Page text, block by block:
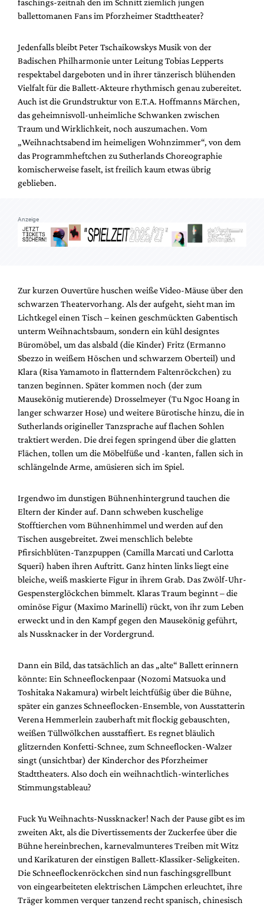
Service
Newsletter
Redaktion
Autor:innen
Partner
Mediadaten
Suche
faschings-zeitnah den im Schnitt ziemlich jungen
ballettomanen Fans im Pforzheimer Stadttheater?
Jedenfalls bleibt Peter Tschaikowskys Musik von der
Badischen Philharmonie unter Leitung Tobias Lepperts
respektabel dargeboten und in ihrer tänzerisch blühenden
Vielfalt für die Ballett-Akteure rhythmisch genau zubereitet.
Auch ist die Grundstruktur von E.T.A. Hoffmanns Märchen,
das geheimnisvoll-unheimliche Schwanken zwischen
Traum und Wirklichkeit, noch auszumachen. Vom
„Weihnachtsabend im heimeligen Wohnzimmer“, von dem
das Programmheftchen zu Sutherlands Choreographie
komischerweise faselt, ist freilich kaum etwas übrig
geblieben.
Anzeige
Zur kurzen Ouvertüre huschen weiße Video-Mäuse über den
schwarzen Theatervorhang. Als der aufgeht, sieht man im
Lichtkegel einen Tisch – keinen geschmückten Gabentisch
unterm Weihnachtsbaum, sondern ein kühl designtes
Büromöbel, um das alsbald (die Kinder) Fritz (Ermanno
Sbezzo in weißem Höschen und schwarzem Oberteil) und
Klara (Risa Yamamoto in flatterndem Faltenröckchen) zu
tanzen beginnen. Später kommen noch (der zum
Mausekönig mutierende) Drosselmeyer (Tu Ngoc Hoang in
langer schwarzer Hose) und weitere Bürotische hinzu, die in
Sutherlands origineller Tanzsprache auf flachen Sohlen
traktiert werden. Die drei fegen springend über die glatten
Flächen, tollen um die Möbelfüße und -kanten, fallen sich in
schlängelnde Arme, amüsieren sich im Spiel.
Irgendwo im dunstigen Bühnenhintergrund tauchen die
Eltern der Kinder auf. Dann schweben kuschelige
Stofftierchen vom Bühnenhimmel und werden auf den
Tischen ausgebreitet. Zwei menschlich belebte
Pfirsichblüten-Tanzpuppen (Camilla Marcati und Carlotta
Squeri) haben ihren Auftritt. Ganz hinten links liegt eine
bleiche, weiß maskierte Figur in ihrem Grab. Das Zwölf-Uhr-
Gespensterglöckchen bimmelt. Klaras Traum beginnt – die
ominöse Figur (Maximo Marinelli) rückt, von ihr zum Leben
erweckt und in den Kampf gegen den Mausekönig geführt,
als Nussknacker in der Vordergrund.
Dann ein Bild, das tatsächlich an das „alte“ Ballett erinnern
könnte: Ein Schneeflockenpaar (Nozomi Matsuoka und
Toshitaka Nakamura) wirbelt leichtfüßig über die Bühne,
später ein ganzes Schneeflocken-Ensemble, von Ausstatterin
Verena Hemmerlein zauberhaft mit flockig gebauschten,
weißen Tüllwölkchen ausstaffiert. Es regnet bläulich
glitzernden Konfetti-Schnee, zum Schneeflocken-Walzer
singt (unsichtbar) der Kinderchor des Pforzheimer
Stadttheaters. Also doch ein weihnachtlich-winterliches
Stimmungstableau?
Fuck Yu Weihnachts-Nussknacker! Nach der Pause gibt es im
zweiten Akt, als die Divertissements der Zuckerfee über die
Bühne hereinbrechen, karnevalmunteres Treiben mit Witz
und Karikaturen der einstigen Ballett-Klassiker-Seligkeiten.
Die Schneeflockenröckchen sind nun faschingsgrellbunt
von eingearbeiteten elektrischen Lämpchen erleuchtet, ihre
Träger kommen verquer tanzend recht spanisch, chinesisch